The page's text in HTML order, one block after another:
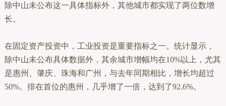
除中山未公布这一具体指标外，其他城市都实现了两位数增
长。
在固定资产投资中，工业投资是重要指标之一。统计显示，
除中山未公布具体数据外，其余城市增幅均在10%以上，尤其
是惠州、肇庆、珠海和广州，与去年同期相比，增长均超过
50%。排在首位的惠州，几乎增了一倍，达到了92.6%。